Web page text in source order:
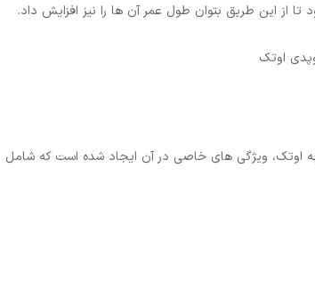
از این طریق بتوان طول عمر آن ها را نیز افزایش داد.
اوتک، ویژگی های خاصی در آن ایجاد شده است که شامل